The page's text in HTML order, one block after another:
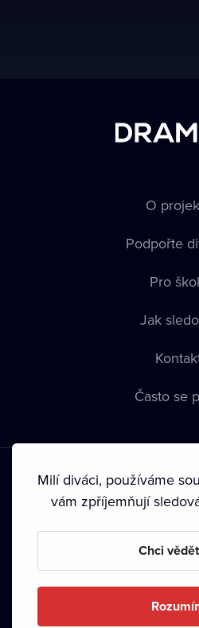
O
Podpořte
Pro
Jak
Často se
Podmínky používání • Ochrana
• Autorská
Milí diváci, používáme
vám zpříjemňují
Chci